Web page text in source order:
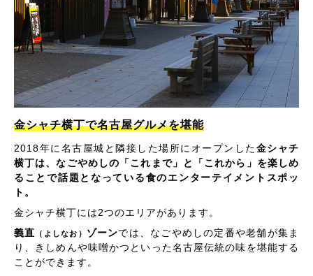
金シャチ横丁で名古屋グルメを堪能
2018年に名古屋城と隣接した場所にオープンした金シャチ
横丁は、なごやめしの「これまで」と「これから」を楽しめ
ることで話題となっている食のエンターテイメントスポッ
ト。
金シャチ横丁には2つのエリアがあります。
義直
（よしなお） ゾーンでは、なごやめしの定番や老舗が集ま
り、きしめんや味噌かつといった名古屋伝統の味を堪能する
ことができます。